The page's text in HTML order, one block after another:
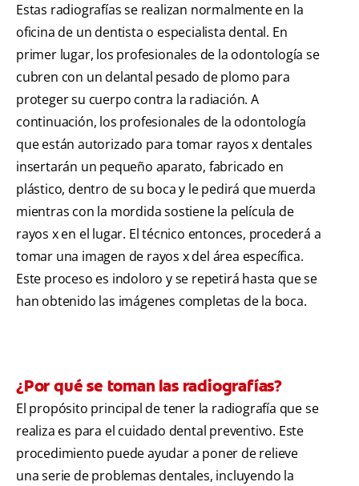
Estas radiografías se realizan normalmente en la
oficina de un dentista o especialista dental. En
primer lugar, los profesionales de la odontología se
cubren con un delantal pesado de plomo para
proteger su cuerpo contra la radiación. A
continuación, los profesionales de la odontología
que están autorizado para tomar rayos x dentales
insertarán un pequeño aparato, fabricado en
plástico, dentro de su boca y le pedirá que muerda
mientras con la mordida sostiene la película de
rayos x en el lugar. El técnico entonces, procederá a
tomar una imagen de rayos x del área específica.
Este proceso es indoloro y se repetirá hasta que se
han obtenido las imágenes completas de la boca.
¿Por qué se toman las radiografías?
El propósito principal de tener la radiografía que se
realiza es para el cuidado dental preventivo. Este
procedimiento puede ayudar a poner de relieve
una serie de problemas dentales, incluyendo la